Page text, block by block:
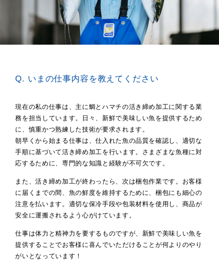
Q. いまの仕事内容を教えてください
現在の私の仕事は、主に鯛とハマチの活き締め加工に関する業
務を担当しています。日々、新鮮で美味しい魚を提供するため
に、慎重かつ熟練した技術が要求されます。
朝早くから始まる仕事は、仕入れた魚の品質を確認し、適切な
手順に基づいて活き締め加工を行います。さまざまな魚種に対
応するために、専門的な知識と経験が不可欠です。
また、活き締め加工が終わったら、次は梱包作業です。お客様
に届くまでの間、魚の鮮度を維持するために、梱包にも細心の
注意を払います。適切な保冷手段や包装材料を使用し、商品が
安全に運搬されるよう心がけています。
仕事は体力と精神力を要するものですが、新鮮で美味しい魚を
提供することでお客様に喜んでいただけることが何よりのやり
がいとなっています！